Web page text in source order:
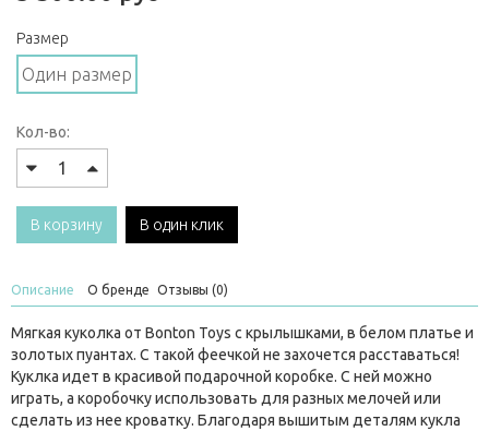
Размер
Один размер
Кол-во:
В корзину В один клик
Описание О бренде Отзывы (0)
Мягкая куколка от Bonton Toys с крылышками, в белом платье и
золотых пуантах. С такой феечкой не захочется расставаться!
Куклка идет в красивой подарочной коробке. С ней можно
играть, а коробочку использовать для разных мелочей или
сделать из нее кроватку. Благодаря вышитым деталям кукла